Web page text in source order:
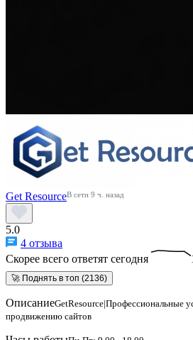
Get ResourceВ сети 9 ч. назад
5.0
4 отзыва
Скорее всего ответят сегодня
🚀 Поднять в топ (2136)
ОписаниеGetResource|Профессиональные
продвижению сайтов